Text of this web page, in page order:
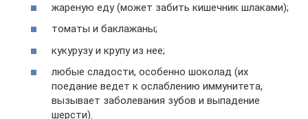
жареную еду (может забить кишечник шлаками);
томаты и баклажаны;
кукурузу и крупу из нее;
любые сладости, особенно шоколад (их
поедание ведет к ослаблению иммунитета,
вызывает заболевания зубов и выпадение
шерсти).